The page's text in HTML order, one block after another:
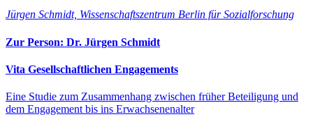
Jürgen Schmidt, Wissenschaftszentrum Berlin für Sozialforschung
Zur Person: Dr. Jürgen Schmidt
Vita Gesellschaftlichen Engagements
Eine Studie zum Zusammenhang zwischen früher Beteiligung und
dem Engagement bis ins Erwachsenenalter